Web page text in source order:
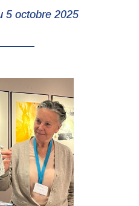
5 octobre 2025